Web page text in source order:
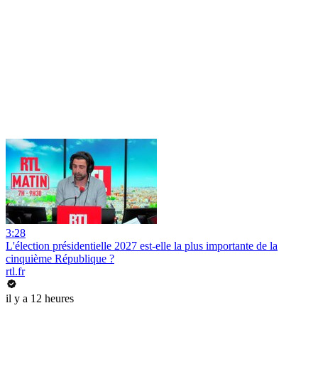
3:28
L'élection présidentielle 2027 est-elle la plus importante de la
cinquième République ?
rtl.fr
il y a 12 heures